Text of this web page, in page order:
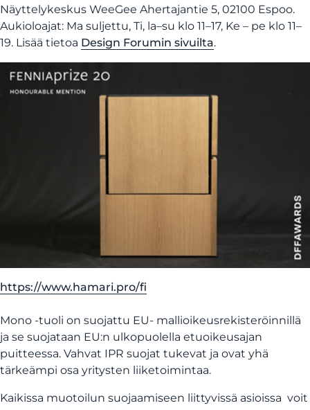
Näyttelykeskus WeeGee Ahertajantie 5, 02100 Espoo.
Aukioloajat: Ma suljettu, Ti, la–su klo 11–17, Ke – pe klo 11–
19. Lisää tietoa Design Forumin sivuilta.
https://www.hamari.pro/fi
Mono -tuoli on suojattu EU- mallioikeusrekisteröinnillä
ja se suojataan EU:n ulkopuolella etuoikeusajan
puitteessa. Vahvat IPR suojat tukevat ja ovat yhä
tärkeämpi osa yritysten liiketoimintaa.
Kaikissa muotoilun suojaamiseen liittyvissä asioissa voit